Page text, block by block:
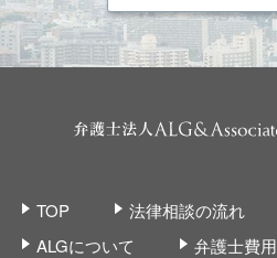
TOP 法律相談の流れ
ALGについて
弁護士費用